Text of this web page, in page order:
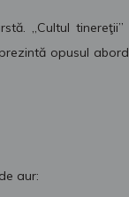
„Cultul
opusul
aur: